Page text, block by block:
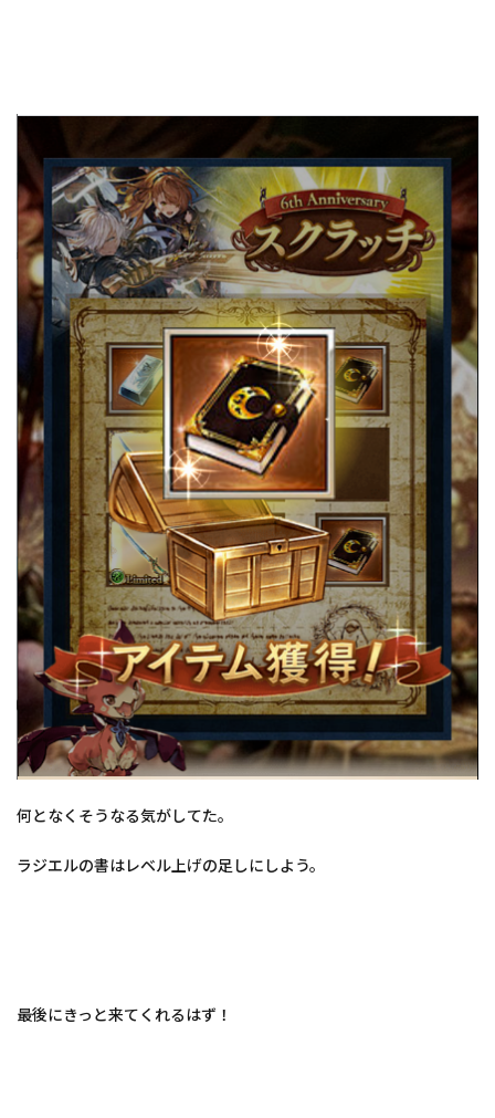
何となくそうなる気がしてた。
ラジエルの書はレベル上げの足しにしよう。
最後にきっと来てくれるはず！